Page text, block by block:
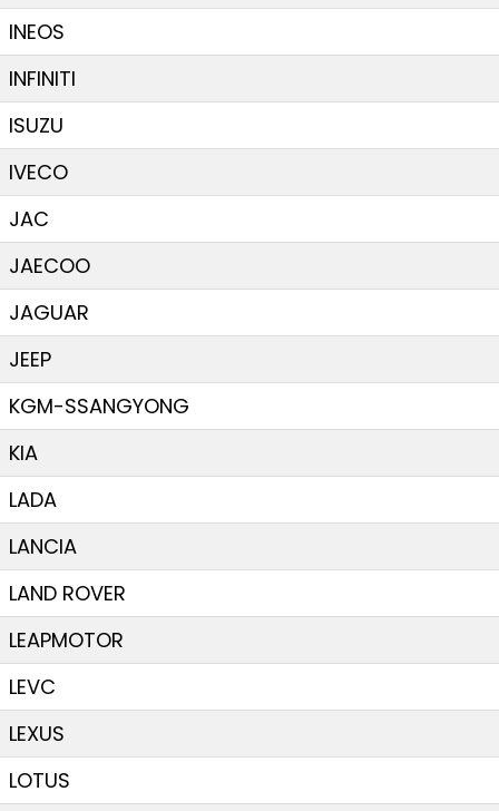
INEOS
INFINITI
ISUZU
IVECO
JAC
JAECOO
JAGUAR
JEEP
KGM-SSANGYONG
KIA
LADA
LANCIA
LAND ROVER
LEAPMOTOR
LEVC
LEXUS
LOTUS